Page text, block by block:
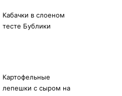
Кабачки в слоеном
тесте Бублики
Картофельные
лепешки с сыром на